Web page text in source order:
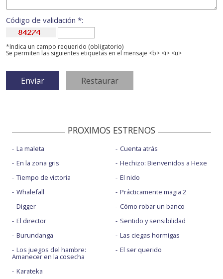
Código de validación *:
*Indica un campo requerido (obligatorio)
Se permiten las siguientes etiquetas en el mensaje <b> <i> <u>
PROXIMOS ESTRENOS
La maleta
En la zona gris
Tiempo de victoria
Whalefall
Digger
El director
Burundanga
Los juegos del hambre:
Amanecer en la cosecha
Karateka
Cuenta atrás
Hechizo: Bienvenidos a Hexe
El nido
Prácticamente magia 2
Cómo robar un banco
Sentido y sensibilidad
Las ciegas hormigas
El ser querido